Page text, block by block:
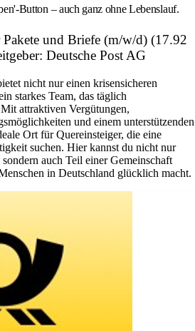
Button – auch ganz ohne Lebenslauf.
und Briefe (m/w/d) (17.92
Deutsche Post AG
nicht nur einen krisensicheren
starkes Team, das täglich
attraktiven Vergütungen,
und einem unterstützenden
Ort für Quereinsteiger, die eine
suchen. Hier kannst du nicht nur
auch Teil einer Gemeinschaft
in Deutschland glücklich macht.